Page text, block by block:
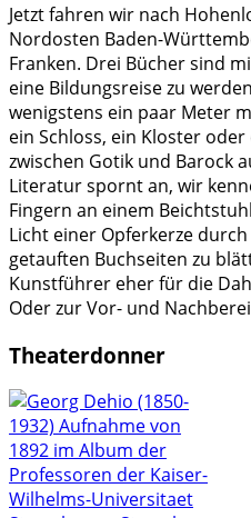
Jetzt fahren wir nach
Nordosten Baden-
Franken. Drei Bücher sind
eine Bildungsreise zu
wenigstens ein paar Meter
ein Schloss, ein Kloster
zwischen Gotik und Barock
Literatur spornt an, wir
Fingern an einem
Licht einer Opferkerze
getauften Buchseiten zu
Kunstführer eher für die
Oder zur Vor- und
Theaterdonner